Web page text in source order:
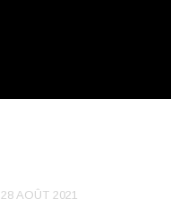
28 AOÛT 2021